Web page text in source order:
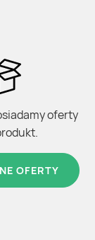
oferty
OFERTY